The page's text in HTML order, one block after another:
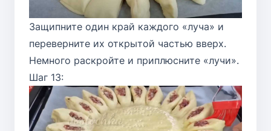
Защипните один край каждого «луча» и
переверните их открытой частью вверх.
Немного раскройте и приплюсните «лучи».
Шаг 13: